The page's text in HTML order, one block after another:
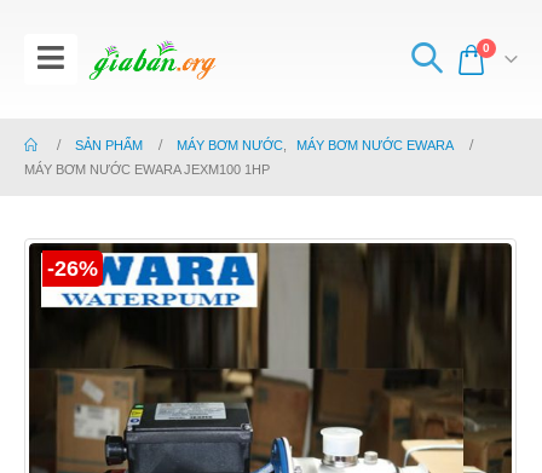
0
SẢN PHẨM MÁY BƠM NƯỚC
MÁY BƠM NƯỚC EWARA
MÁY BƠM NƯỚC EWARA JEXM100 1HP
-26%